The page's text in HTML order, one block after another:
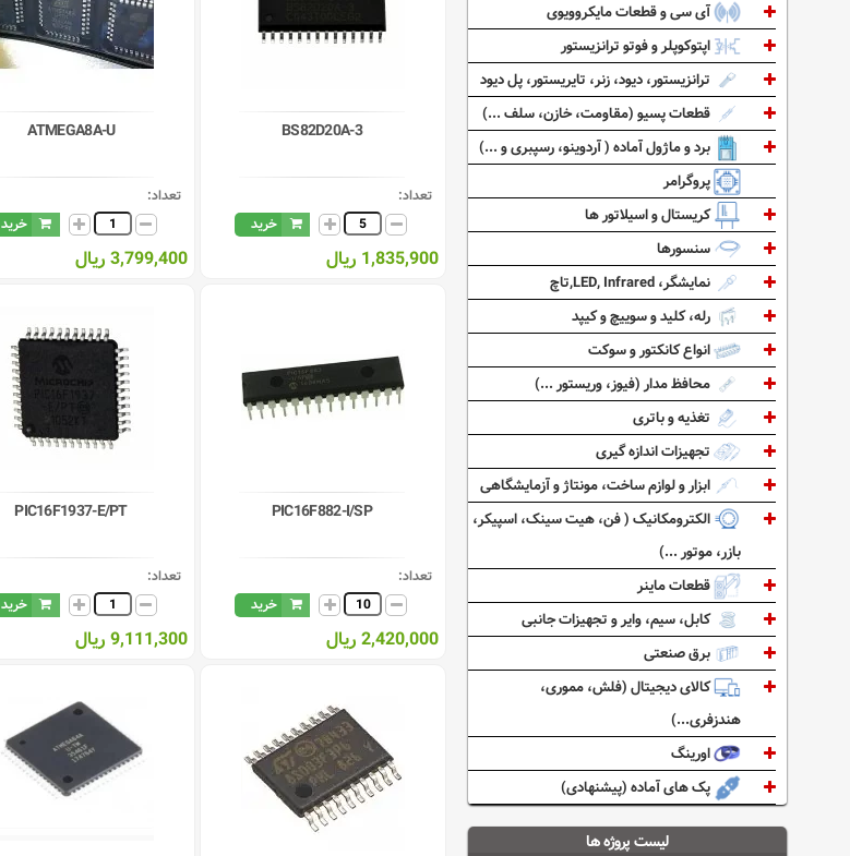
BS82D20A-3
تعداد:
خرید
1,835,900 ریال
ATMEGA8A-U
تعداد:
خرید
3,799,400 ریال
PIC16F882-I/SP
تعداد:
خرید
2,420,000 ریال
PIC16F1937-E/PT
تعداد:
خرید
9,111,300 ریال
آی سی و قطعات مایکروویوی
اپتوکوپلر و فوتو ترانزیستور
ترانزیستور، دیود، زنر، تایریستور، پل دیود
قطعات پسیو (مقاومت، خازن، سلف ...)
برد و ماژول آماده ( آردوینو، رسپبری و ...)
پروگرامر
کریستال و اسیلاتور ها
سنسورها
نمایشگر، LED, Infrared,تاچ
رله، کلید و سوییچ و کیپد
انواع کانکتور و سوکت
محافظ مدار (فیوز، وریستور ...)
تغذیه و باتری
تجهیزات اندازه گیری
ابزار و لوازم ساخت، مونتاژ و آزمایشگاهی
الکترومکانیک ( فن، هیت سینک، اسپیکر،
بازر، موتور ...)
قطعات ماینر
کابل، سیم، وایر و تجهیزات جانبی
برق صنعتی
کالای دیجیتال (فلش، مموری،
هندزفری...)
اورینگ
پک های آماده (پیشنهادی)
لیست پروژه ها